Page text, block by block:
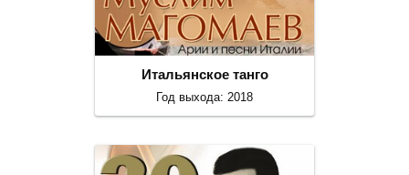
Итальянское танго
Год выхода: 2018